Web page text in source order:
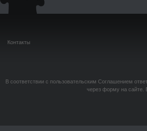
Контакты
В соответствии с пользовательским Соглашением
через форму на сайте.